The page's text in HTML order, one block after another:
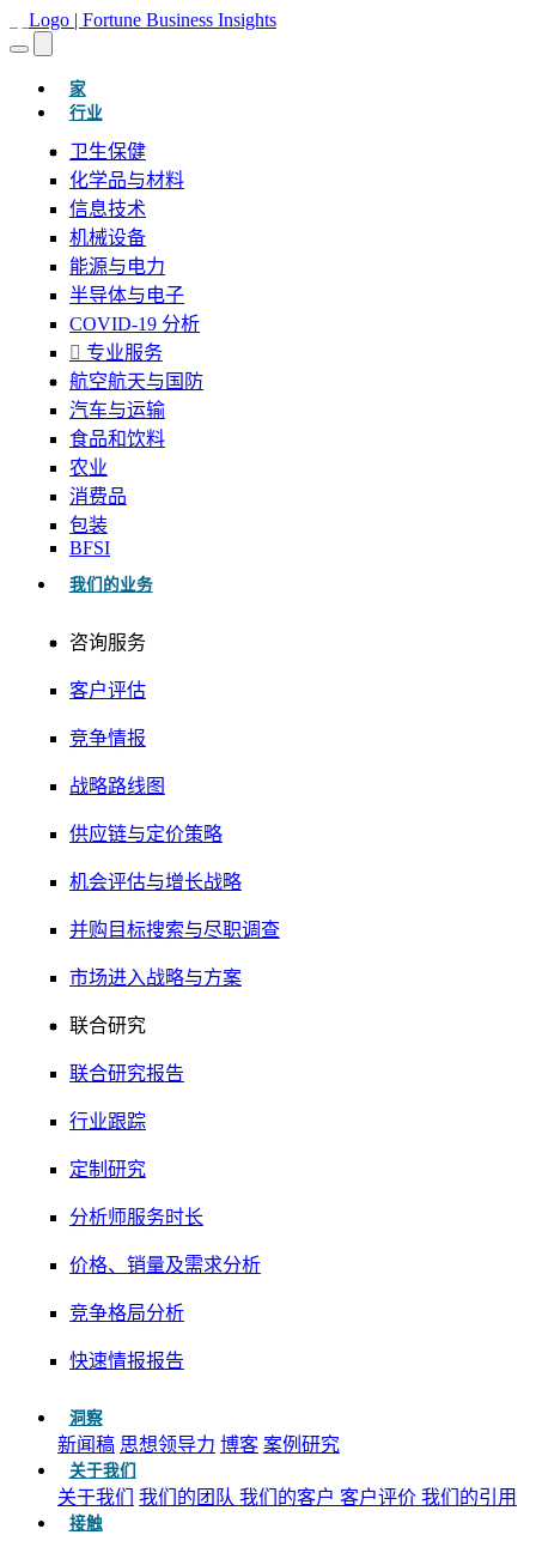
家(当前的)
行业
卫生保健
化学品与材料
信息技术
机械设备
能源与电力
半导体与电子
COVID-19 分析
专业服务
航空航天与国防
汽车与运输
食品和饮料
农业
消费品
包装
BFSI
我们的业务
咨询服务
客户评估
竞争情报
战略路线图
供应链与定价策略
机会评估与增长战略
并购目标搜索与尽职调查
市场进入战略与方案
联合研究
联合研究报告
行业跟踪
定制研究
分析师服务时长
价格、销量及需求分析
竞争格局分析
快速情报报告
洞察
新闻稿 思想领导力 博客 案例研究
关于我们
关于我们 我们的团队 我们的客户 客户评价 我们的引用
接触